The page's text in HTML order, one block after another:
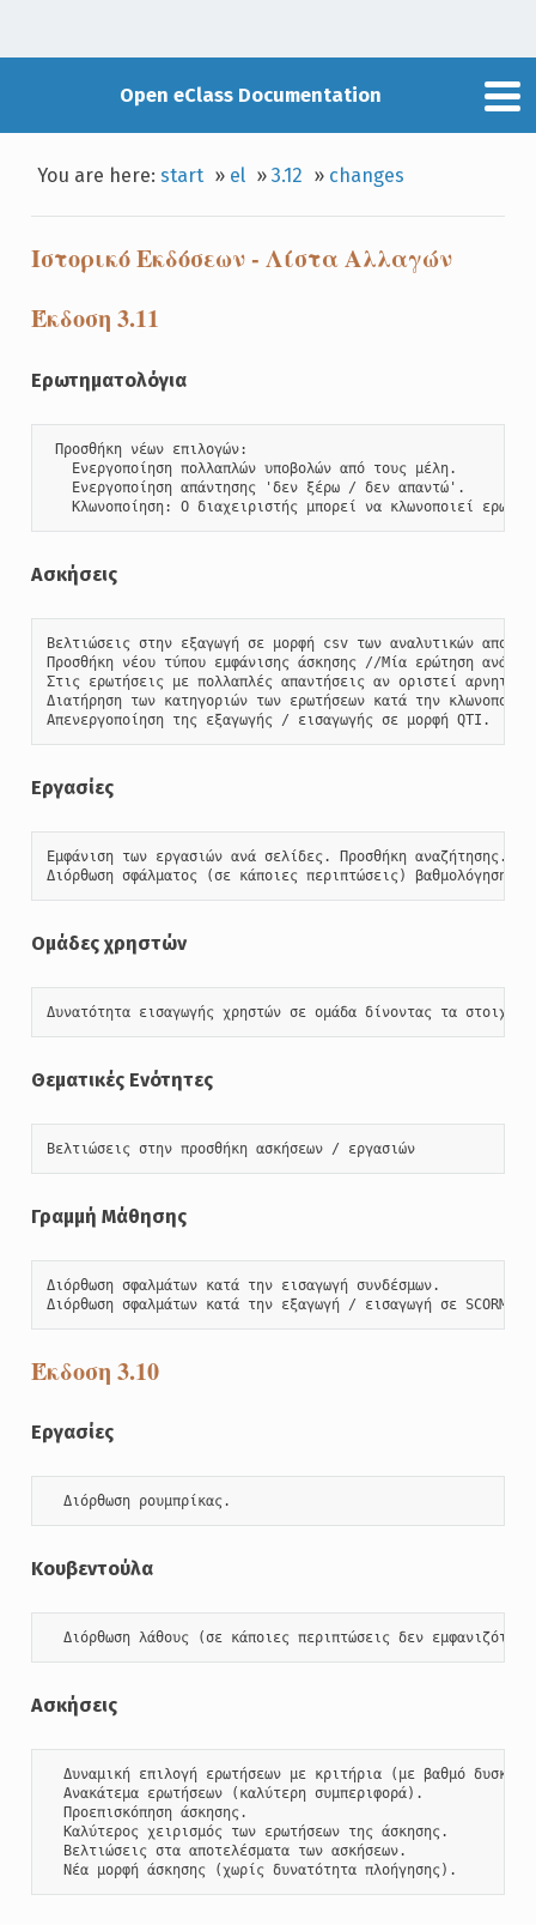
Open eClass Documentation
You are here:start » el »3.12 » changes
Ιστορικό Εκδόσεων - Λίστα Αλλαγών
Έκδοση 3.11
Ερωτηματολόγια
Προσθήκη νέων επιλογών:
   Ενεργοποίηση πολλαπλών υποβολών από τους μέλη.
   Ενεργοποίηση απάντησης 'δεν ξέρω / δεν απαντώ'.
Κλωνοποίηση: Ο διαχειριστής μπορεί να κλωνοποιεί
Ασκήσεις
Βελτιώσεις στην εξαγωγή σε μορφή csv των αναλυτικών
Προσθήκη νέου τύπου εμφάνισης άσκησης //Μία ερώτηση ανά
Στις ερωτήσεις με πολλαπλές απαντήσεις αν οριστεί
Διατήρηση των κατηγοριών των ερωτήσεων κατά την
Απενεργοποίηση της εξαγωγής / εισαγωγής σε μορφή QTI.
Εργασίες
Εμφάνιση των εργασιών ανά σελίδες. Προσθήκη αναζήτησης.
Διόρθωση σφάλματος (σε κάποιες περιπτώσεις) βαθμολόγησης
Ομάδες χρηστών
Δυνατότητα εισαγωγής χρηστών σε ομάδα δίνοντας τα
Θεματικές Ενότητες
Βελτιώσεις στην προσθήκη ασκήσεων / εργασιών
Γραμμή Μάθησης
Διόρθωση σφαλμάτων κατά την εισαγωγή συνδέσμων.
Διόρθωση σφαλμάτων κατά την εξαγωγή / εισαγωγή σε SCORM /
Έκδοση 3.10
Εργασίες
  Διόρθωση ρουμπρίκας.
Κουβεντούλα
Διόρθωση λάθους (σε κάποιες περιπτώσεις δεν εμφανιζόταν
Ασκήσεις
Δυναμική επιλογή ερωτήσεων με κριτήρια (με βαθμό
  Ανακάτεμα ερωτήσεων (καλύτερη συμπεριφορά).
  Προεπισκόπηση άσκησης.
  Καλύτερος χειρισμός των ερωτήσεων της άσκησης.
  Βελτιώσεις στα αποτελέσματα των ασκήσεων.
  Νέα μορφή άσκησης (χωρίς δυνατότητα πλοήγησης).